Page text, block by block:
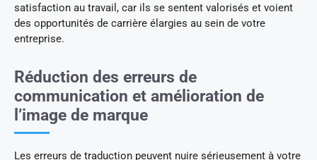
satisfaction au travail, car ils se sentent valorisés et voient
des opportunités de carrière élargies au sein de votre
entreprise.
Réduction des erreurs de
communication et amélioration de
l’image de marque
Les erreurs de traduction peuvent nuire sérieusement à votre